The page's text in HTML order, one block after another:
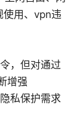
使用、vpn违
，但对通过
增强
私保护需求